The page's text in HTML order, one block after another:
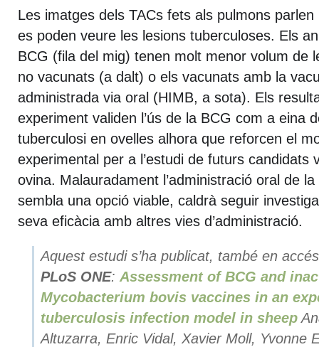
Les imatges dels TACs fets als pulmons
es poden veure les lesions tuberculoses. Els
BCG (fila del mig) tenen molt menor volum de
no vacunats (a dalt) o els vacunats amb la
administrada via oral (HIMB, a sota). Els
experiment validen l’ús de la BCG com a eina
tuberculosi en ovelles alhora que reforcen el
experimental per a l’estudi de futurs candidats
ovina. Malauradament l’administració oral de
sembla una opció viable, caldrà seguir
seva eficàcia amb altres vies d’administració.
Aquest estudi s’ha publicat, també en
PLoS ONE: Assessment of BCG and
Mycobacterium bovis vaccines in an
tuberculosis infection model in sheep
Altuzarra, Enric Vidal, Xavier Moll, Yvonne